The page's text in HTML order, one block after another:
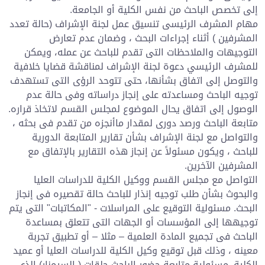
إلى تخصص الباحث من نفس الكلية أو الجامعة.
مهام المشرف الرئيسى تنسيق عمل لجنة الإشراف (حالة تعدد
المشرفين ) أثناء إجراءات البحث ، وضمان عدم تعارض
التوجيهات والملاحظات التى تقدم للباحث عن عمله، ويمكن
للمشرف الرئيسي دعوة لجنة الإشراف لمناقشة قضايا خلافية
والتوصل إلى اتفاق بشأنها، حتى تتوحد الرؤى التى تستهدف
توجيه الباحث ومساعدته على إنجاز دراساته وفى حالة عدم
الوصول إلى اتفاق يحال الموضوع لمجلس القسم لاتخاذ قراره.
متابعة الباحث ورصد دورى لمقدار ماأنجزه من تقدم فى بحثه ،
والتواصل مع لجنة الإشراف بشأن تقارير المتابعة الدورية
للباحث ، ويكون مسئولاً عن إنجاز هذه التقارير بالإتفاق مع
المشرفين الآخرين.
التواصل مع مجلس القسم ووكيل الكلية للدراسات العليا
والبحوث بشأن طلب توجيه إنذار للباحث حالة تقصيره فى إنجاز
البحث. مسئولية التوقيع على المراسلات - "المكاتبات" التى يتم
توجيهها إلى المؤسسات أو الجهات التى تتعلق بمساعدة
الباحث فى تجميع المادة العلمية – مثلا – أو تطبيق تجربة
معينه ، وذلك قبل توقيع وكيل الكلية للدراسات العليا أو عميد